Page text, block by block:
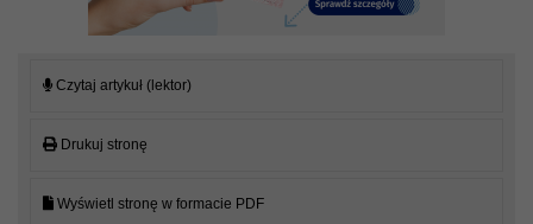
Czytaj artykuł (lektor)
Drukuj stronę
Wyświetl stronę w formacie PDF